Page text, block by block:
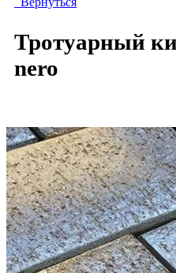
Тротуарный
nero